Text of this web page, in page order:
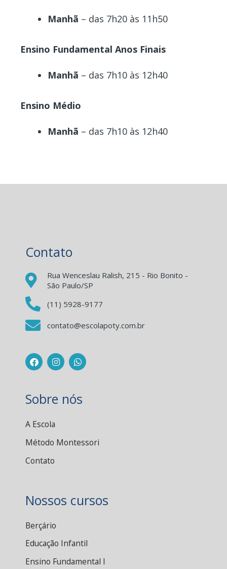
Manhã – das 7h20 às 11h50
Ensino Fundamental Anos Finais
Manhã – das 7h10 às 12h40
Ensino Médio
Manhã – das 7h10 às 12h40
Contato
Rua Wenceslau Ralish, 215 - Rio Bonito -
São Paulo/SP
(11) 5928-9177
contato@escolapoty.com.br
a
c
e
o
k
n
s
t
r
a
h
a
t
p
p
Sobre nós
A Escola
Método Montessori
Contato
Nossos cursos
Berçário
Educação Infantil
Ensino Fundamental I